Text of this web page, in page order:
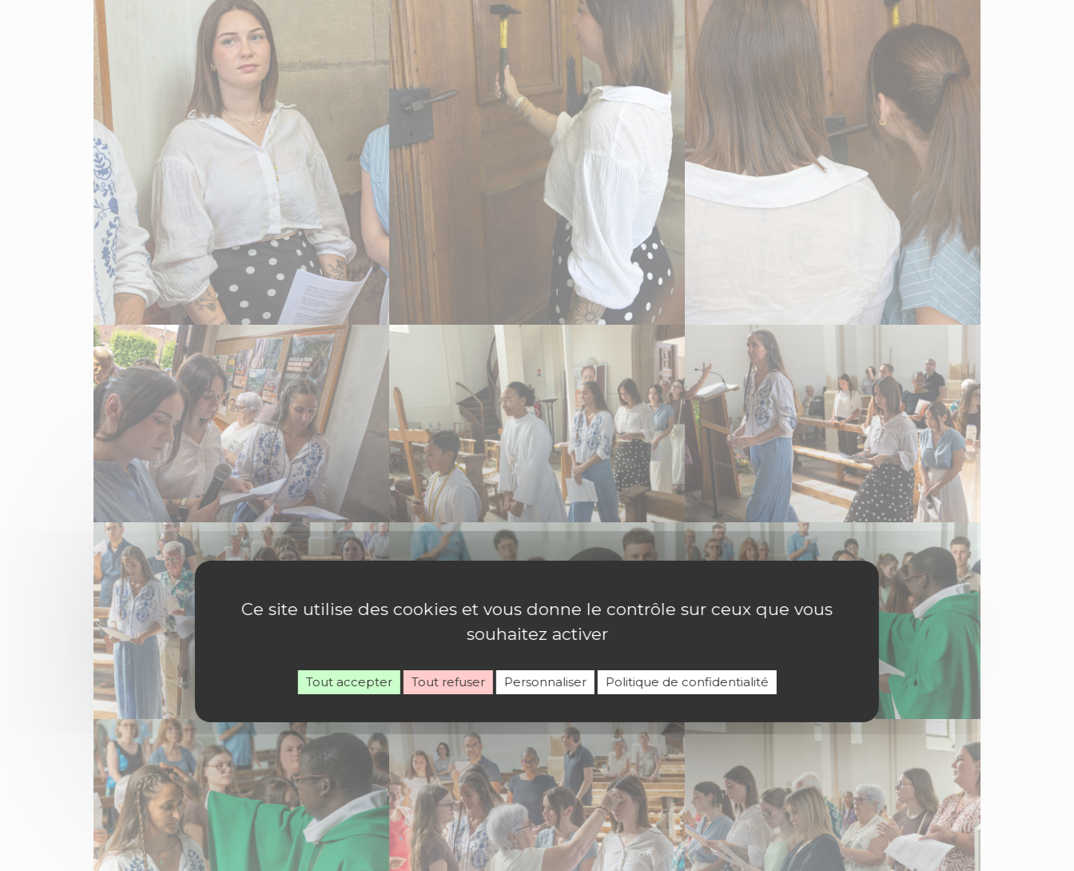
Ce site utilise des cookies et vous donne le contrôle sur ceux que vous
souhaitez activer
Tout accepter Tout refuser Personnaliser Politique de confidentialité